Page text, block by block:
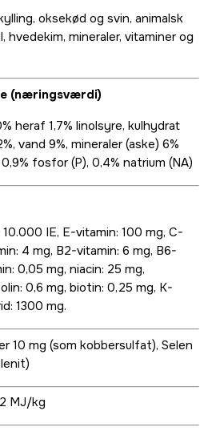
oksekød og svin, animalsk
mineraler, vitaminer og
(næringsværdi)
heraf 1,7% linolsyre, kulhydrat
vand 9%, mineraler (aske) 6%
fosfor (P), 0,4% natrium (NA)
IE, E-vitamin: 100 mg, C-
4 mg, B2-vitamin: 6 mg, B6-
0,05 mg, niacin: 25 mg,
0,6 mg, biotin: 0,25 mg, K-
1300 mg.
10 mg (som kobbersulfat), Selen
MJ/kg